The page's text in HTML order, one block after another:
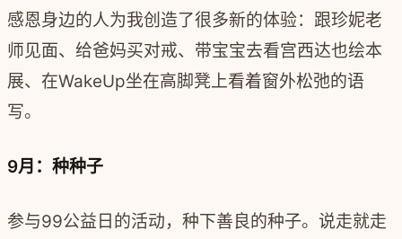
感恩身边的人为我创造了很多新的体验：跟珍妮老
师见面、给爸妈买对戒、带宝宝去看宫西达也绘本
展、在WakeUp坐在高脚凳上看着窗外松弛的语
写。
9月：种种子
参与99公益日的活动，种下善良的种子。说走就走